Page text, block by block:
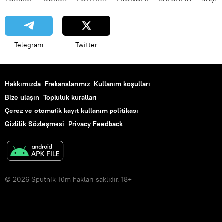
Telegram Twitter
Hakkımızda Frekanslarımız Kullanım koşulları
Bize ulaşın Topluluk kuralları
Çerez ve otomatik kayıt kullanım politikası
Gizlilik Sözleşmesi Privacy Feedback
© 2026 Sputnik Tüm hakları saklıdır. 18+